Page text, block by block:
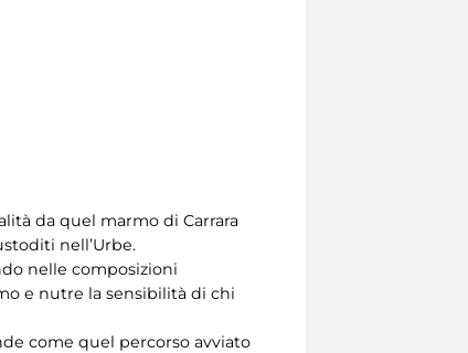
da quel marmo di Carrara
nell’Urbe.
nelle composizioni
e nutre la sensibilità di chi
come quel percorso avviato